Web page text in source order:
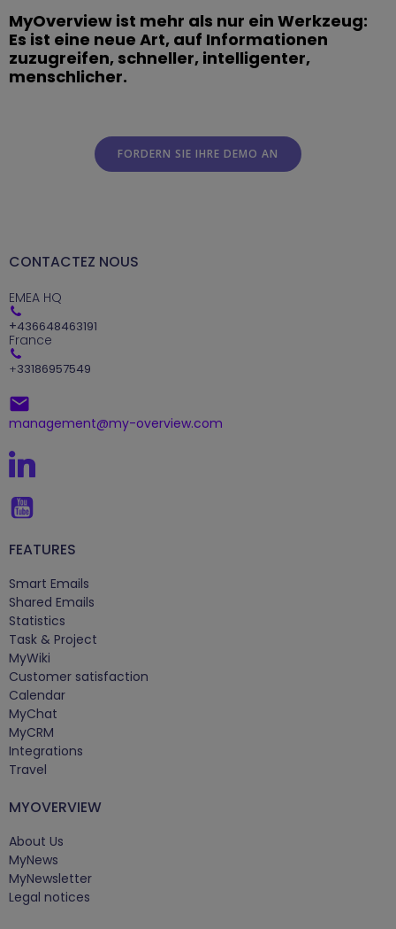
MyOverview ist mehr als nur ein Werkzeug:
Es ist eine neue Art, auf Informationen
zuzugreifen, schneller, intelligenter,
menschlicher.
FORDERN SIE IHRE DEMO AN
CONTACTEZ NOUS
EMEA HQ
+436648463191
France
+33186957549
management@my-overview.com
FEATURES
Smart Emails
Shared Emails
Statistics
Task & Project
MyWiki
Customer satisfaction
Calendar
MyChat
MyCRM
Integrations
Travel
MYOVERVIEW
About Us
MyNews
MyNewsletter
Legal notices